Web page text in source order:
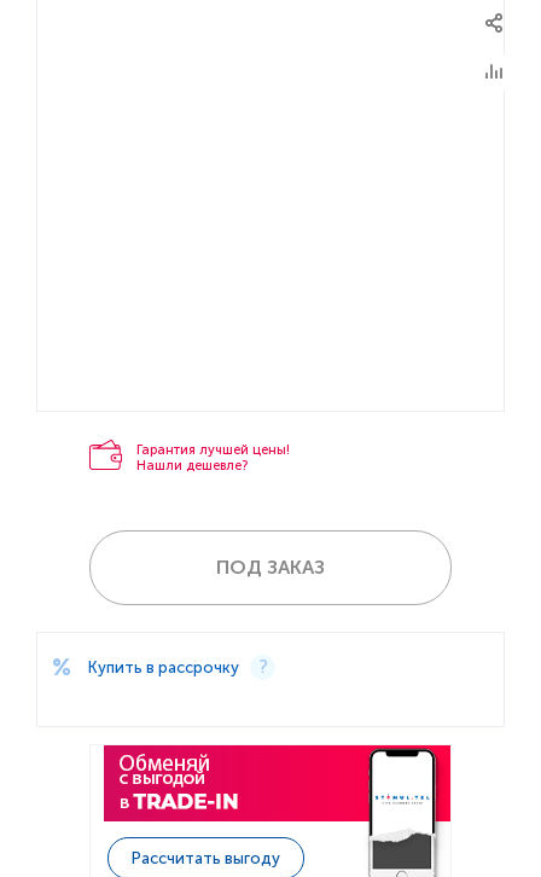
Гарантия лучшей цены!
Нашли дешевле?
ПОД ЗАКАЗ
Купить в рассрочку
Рассчитать выгоду